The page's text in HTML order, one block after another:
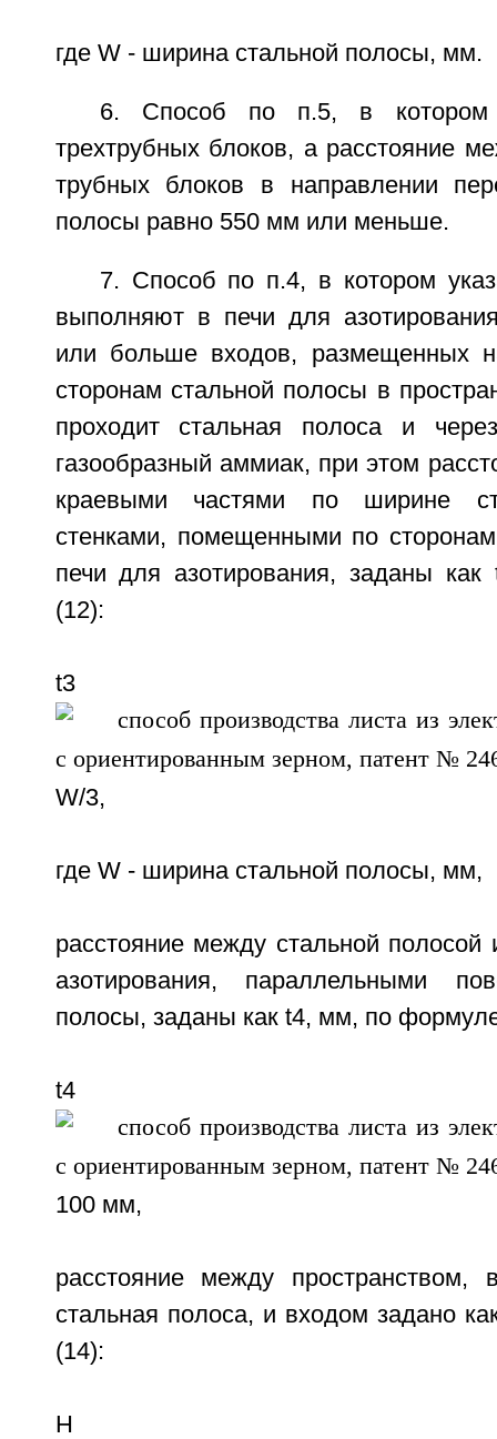
где W - ширина стальной полосы, мм.
6. Способ по п.5, в котором
трехтрубных блоков, а расстояние
трубных блоков в направлении
полосы равно 550 мм или меньше.
7. Способ по п.4, в котором
выполняют в печи для
или больше входов, размещенных
сторонам стальной полосы в
проходит стальная полоса и
газообразный аммиак, при этом
краевыми частями по ширине
стенками, помещенными по
печи для азотирования, заданы
(12):
t3
W/3,
где W - ширина стальной полосы, мм,
расстояние между стальной полосой
азотирования, параллельными
полосы, заданы как t4, мм, по
t4
100 мм,
расстояние между пространством,
стальная полоса, и входом задано
(14):
H